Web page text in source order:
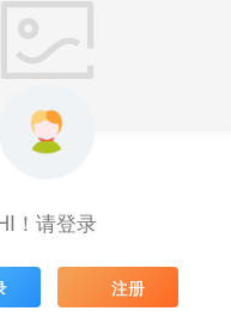
！请登录
注册